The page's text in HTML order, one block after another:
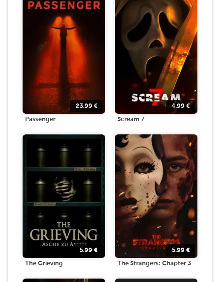
23.99 €
Passenger
4.99€
Scream 7
5.99 €
The Grieving
5.99 €
The Strangers: Chapter 3